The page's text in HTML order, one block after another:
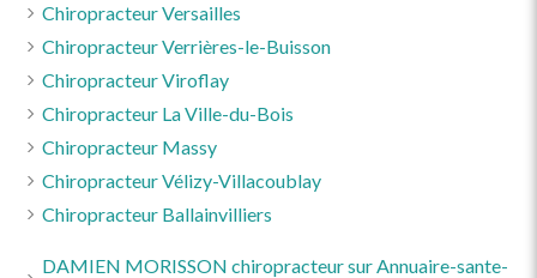
Chiropracteur Versailles
Chiropracteur Verrières-le-Buisson
Chiropracteur Viroflay
Chiropracteur La Ville-du-Bois
Chiropracteur Massy
Chiropracteur Vélizy-Villacoublay
Chiropracteur Ballainvilliers
DAMIEN MORISSON chiropracteur sur Annuaire-sante-